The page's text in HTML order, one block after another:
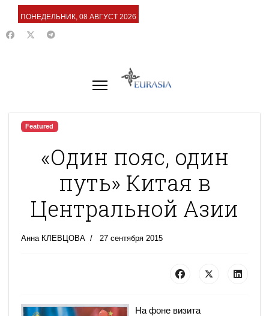
ПОНЕДЕЛЬНИК, 08 АВГУСТ 2026
Featured
«Один пояс, один
путь» Китая в
Центральной Азии
Анна КЛЕВЦОВА 27 сентября 2015
На фоне визита